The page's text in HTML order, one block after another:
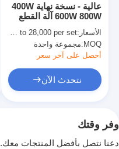
عالية - نسخة نهاية 400W
600W 800W آلة القطع
بالليزر لصانع مجلس
يموت
الأسعار:USD 23,000 to 28,000 per set
MOQ: مجموعة واحدة
أحصل على آخر سعر
نتحدث الآن
وفر وقتك
دعنا نتصل بأفضل المنتجات معك.